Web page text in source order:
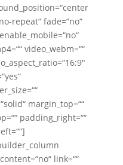
repeat“ fade=“no“
video_webm=““
margin_top=““
padding_right=““
link=““